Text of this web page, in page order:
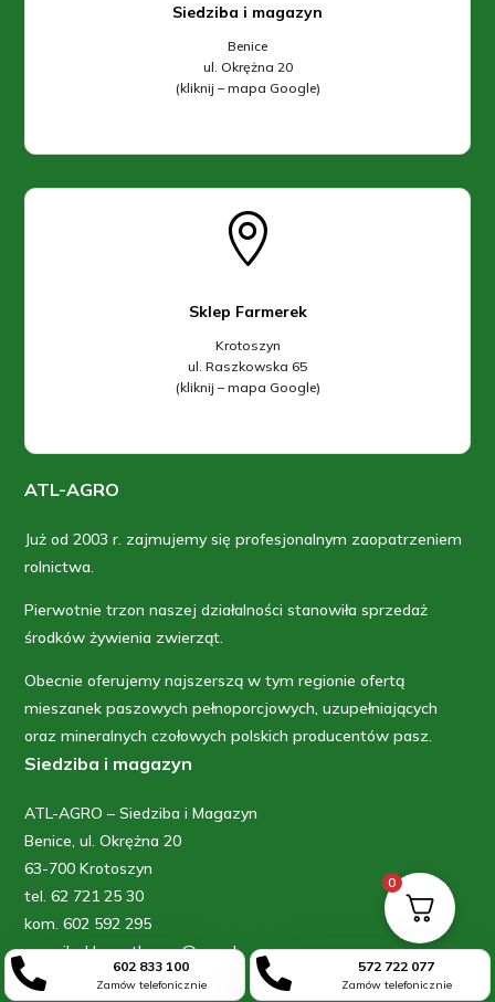
Siedziba i magazyn
Benice
ul. Okrężna 20
(kliknij – mapa Google)

Sklep Farmerek
Krotoszyn
ul. Raszkowska 65
(kliknij – mapa Google)
ATL-AGRO
Już od 2003 r. zajmujemy się profesjonalnym zaopatrzeniem
rolnictwa.
Pierwotnie trzon naszej działalności stanowiła sprzedaż
środków żywienia zwierząt.
Obecnie oferujemy najszerszą w tym regionie ofertą
mieszanek paszowych pełnoporcjowych, uzupełniających
oraz mineralnych czołowych polskich producentów pasz.
Siedziba i magazyn
ATL-AGRO – Siedziba i Magazyn
Benice, ul. Okrężna 20
63-700 Krotoszyn
tel. 62 721 25 30
kom. 602 592 295
e-mail: sklep_atl-agro@wp.pl
Sklep
 602 833 100
Zamów telefonicznie  572 722 077
Zamów telefonicznie
0